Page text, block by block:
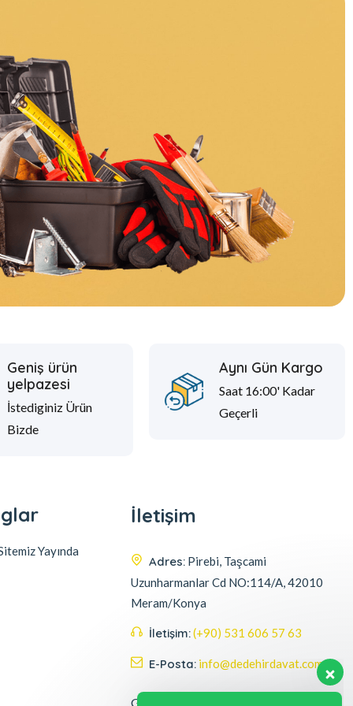
Geniş ürün
yelpazesi
İstediginiz Ürün
Bizde
Aynı Gün Kargo
Saat 16:00' Kadar
Geçerli
Yayında
İletişim
Adres: Pirebi, Taşcami
Uzunharmanlar Cd NO:114/A, 42010
Meram/Konya
İletişim:(+90) 531 606 57 63
E-Posta: info@dedehirdavat.com
Güvenli Ödeme Seçenekleri